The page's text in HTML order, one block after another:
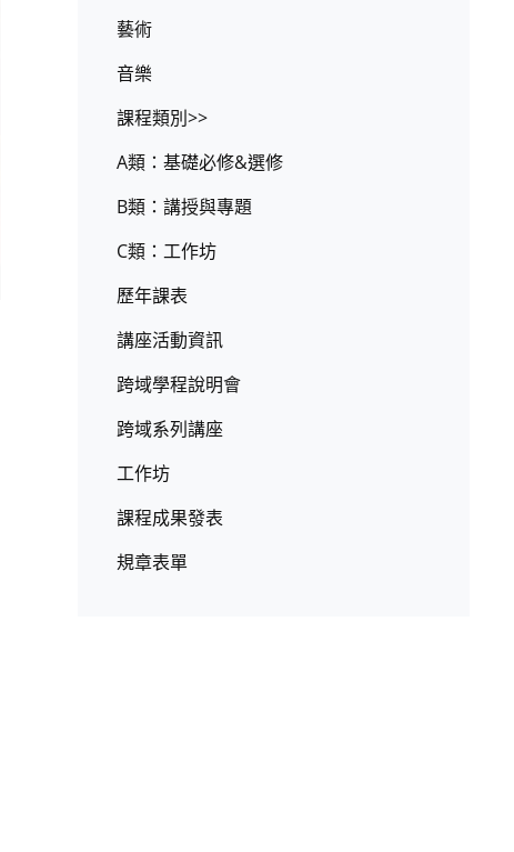
藝術
音樂
課程類別>>
A類：基礎必修&選修
B類：講授與專題
C類：工作坊
歷年課表
講座活動資訊
跨域學程說明會
跨域系列講座
工作坊
課程成果發表
規章表單